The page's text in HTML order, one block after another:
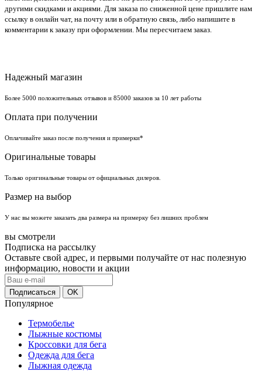
другими скидками и акциями. Для заказа по сниженной цене пришлите нам
ссылку в онлайн чат, на почту или в обратную связь, либо напишите в
комментарии к заказу при оформлении. Мы пересчитаем заказ.
Надежный магазин
Более 5000 положительных отзывов и 85000 заказов за 10 лет работы
Оплата при получении
Оплачивайте заказ после получения и примерки*
Оригинальные товары
Только оригинальные товары от официальных дилеров.
Размер на выбор
У нас вы можете заказать два размера на примерку без лишних проблем
вы смотрели
Подписка на рассылку
Оставьте свой адрес, и первыми получайте от нас полезную
информацию, новости и акции
Популярное
Термобелье
Лыжные костюмы
Кроссовки для бега
Одежда для бега
Лыжная одежда